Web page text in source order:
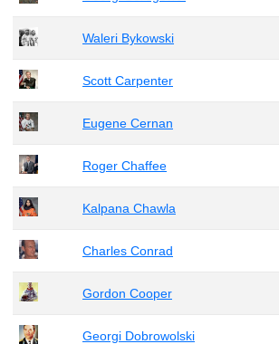
Waleri Bykowski
Scott Carpenter
Eugene Cernan
Roger Chaffee
Kalpana Chawla
Charles Conrad
Gordon Cooper
Georgi Dobrowolski